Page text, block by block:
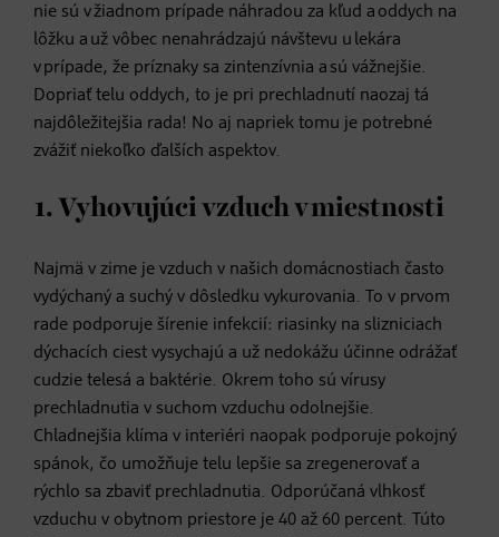
nie sú v žiadnom prípade náhradou za kľud a oddych na
lôžku a už vôbec nenahrádzajú návštevu u lekára
v prípade, že príznaky sa zintenzívnia a sú vážnejšie.
Dopriať telu oddych, to je pri prechladnutí naozaj tá
najdôležitejšia rada! No aj napriek tomu je potrebné
zvážiť niekoľko ďalších aspektov.
1. Vyhovujúci vzduch v miestnosti
Najmä v zime je vzduch v našich domácnostiach často
vydýchaný a suchý v dôsledku vykurovania. To v prvom
rade podporuje šírenie infekcií: riasinky na slizniciach
dýchacích ciest vysychajú a už nedokážu účinne odrážať
cudzie telesá a baktérie. Okrem toho sú vírusy
prechladnutia v suchom vzduchu odolnejšie.
Chladnejšia klíma v interiéri naopak podporuje pokojný
spánok, čo umožňuje telu lepšie sa zregenerovať a
rýchlo sa zbaviť prechladnutia. Odporúčaná vlhkosť
vzduchu v obytnom priestore je 40 až 60 percent. Túto